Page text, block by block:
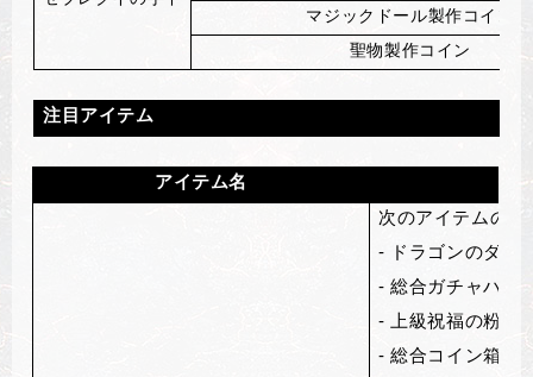
マジックドール製作コイン
聖物製作コイン
注目アイテム
アイテム名
次のアイテムの
-
ドラゴンのダイ
-総合ガチャハー
-
上級祝福の粉箱
-総合コイン箱(イ